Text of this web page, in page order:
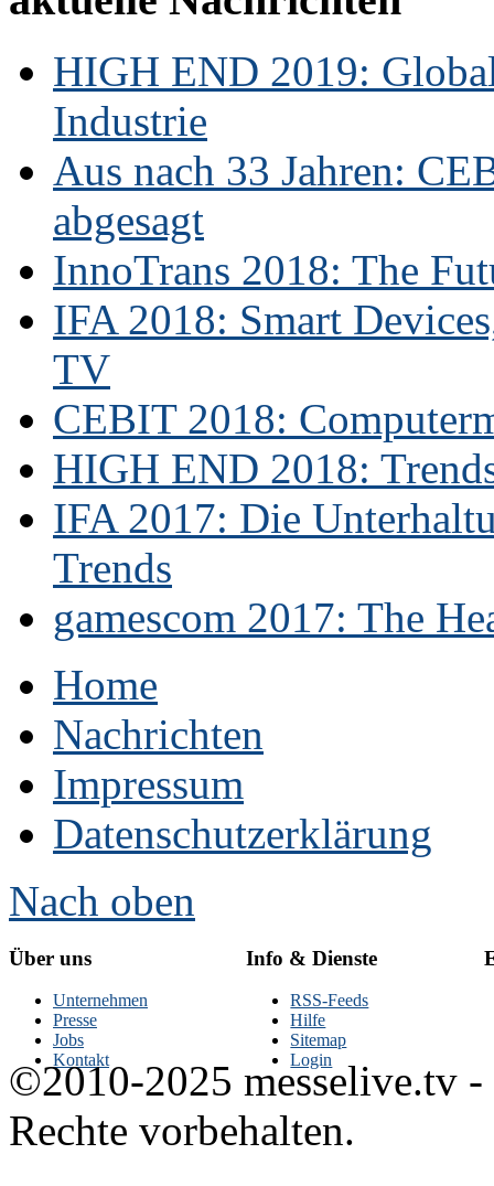
HIGH END 2019:
Industrie
Aus nach 33 Jahren:
abgesagt
InnoTrans 2018: The
IFA 2018: Smart
TV
CEBIT 2018:
HIGH END 2018:
IFA 2017: Die
Trends
gamescom 2017: The
Home
Nachrichten
Impressum
Datenschutzerklärung
Nach oben
Über uns
Unternehmen
Presse
Jobs
Kontakt
Info & Dienste
RSS-Feeds
Hilfe
Sitemap
Login
©2010-2025 messelive.tv -
Rechte vorbehalten.